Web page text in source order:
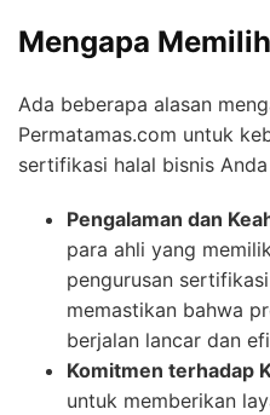
Mengapa
Ada beberapa alasan
Permatamas.com untuk
sertifikasi halal bisnis
Pengalaman dan
para ahli yang
pengurusan
memastikan bahwa
berjalan lancar dan
Komitmen terhadap
untuk memberikan